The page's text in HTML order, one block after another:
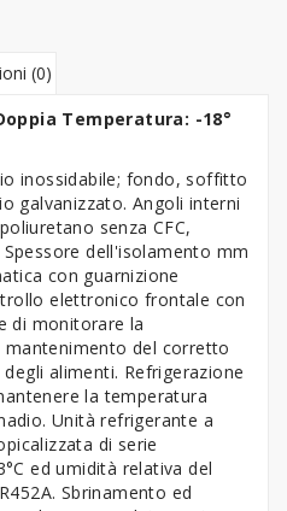
(0)
Temperatura: -18°
inossidabile; fondo, soffitto
galvanizzato. Angoli interni
senza CFC,
dell'isolamento mm
con guarnizione
elettronico frontale con
di monitorare la
del corretto
alimenti. Refrigerazione
la temperatura
Unità refrigerante a
di serie
ed umidità relativa del
Sbrinamento ed